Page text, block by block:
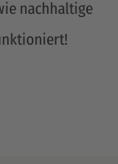
nachhaltige